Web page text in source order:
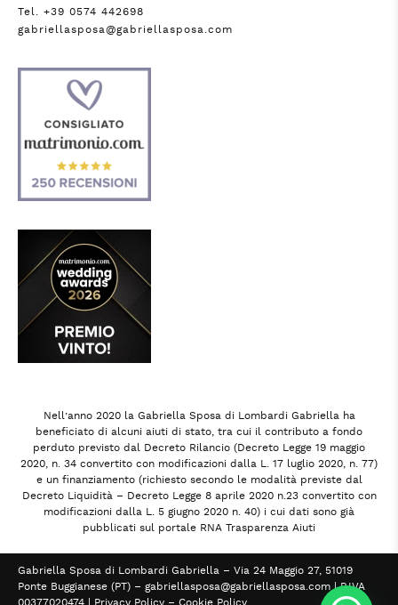
Tel. +39 0574 442698
gabriellasposa@gabriellasposa.com
Nell’anno 2020 la Gabriella Sposa di Lombardi Gabriella ha
beneficiato di alcuni aiuti di stato, tra cui il contributo a fondo
perduto previsto dal Decreto Rilancio (Decreto Legge 19 maggio
2020, n. 34 convertito con modificazioni dalla L. 17 luglio 2020, n. 77)
e un finanziamento (richiesto secondo le modalità previste dal
Decreto Liquidità – Decreto Legge 8 aprile 2020 n.23 convertito con
modificazioni dalla L. 5 giugno 2020 n. 40) i cui dati sono già
pubblicati sul portale RNA Trasparenza Aiuti
Gabriella Sposa di Lombardi Gabriella – Via 24 Maggio 27, 51019
Ponte Buggianese (PT) – gabriellasposa@gabriellasposa.com | P.IVA
00377020474 |
Privacy Policy – Cookie Policy